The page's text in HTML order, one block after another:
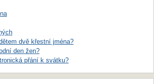
dvě křestní jména?
den žen?
přání k svátku?